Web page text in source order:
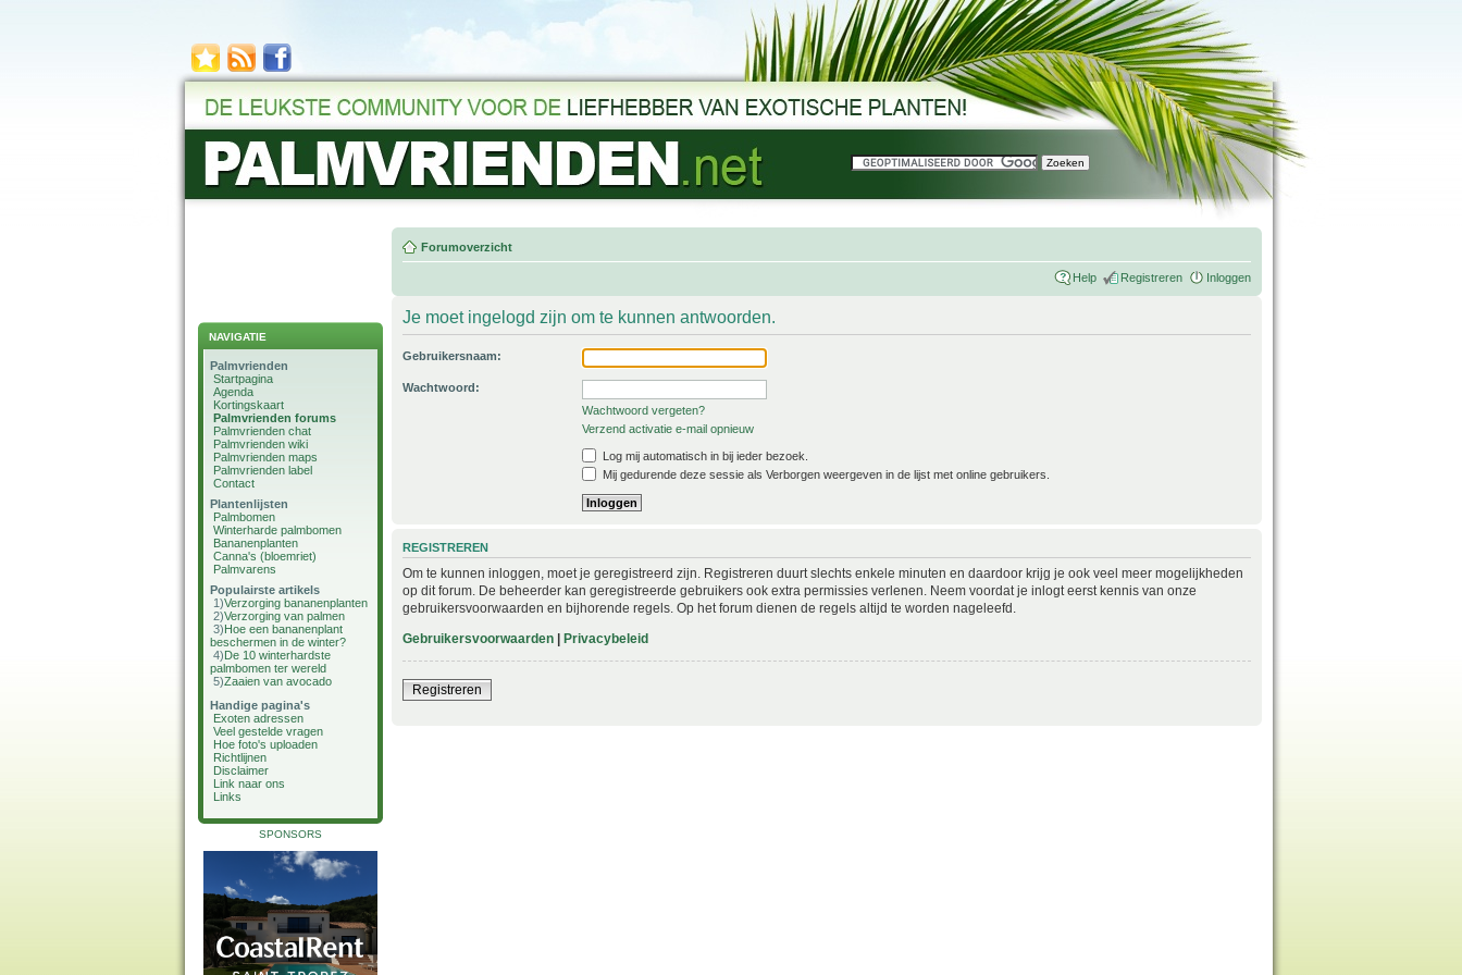
NAVIGATIE
Palmvrienden
Startpagina
Agenda
Kortingskaart
Palmvrienden forums
Palmvrienden chat
Palmvrienden wiki
Palmvrienden maps
Palmvrienden label
Contact
Plantenlijsten
Palmbomen
Winterharde palmbomen
Bananenplanten
Canna's (bloemriet)
Palmvarens
Populairste artikels
1)Verzorging bananenplanten
2)Verzorging van palmen
3)Hoe een bananenplant
beschermen in de winter?
4)De 10 winterhardste
palmbomen ter wereld
5)Zaaien van avocado
Handige pagina's
Exoten adressen
Veel gestelde vragen
Hoe foto's uploaden
Richtlijnen
Disclaimer
Link naar ons
Links
SPONSORS
Forumoverzicht
Help Registreren Inloggen
Je moet ingelogd zijn om te kunnen antwoorden.
Gebruikersnaam:
Wachtwoord:
Wachtwoord vergeten?
Verzend activatie e-mail opnieuw
Log mij automatisch in bij ieder bezoek.
Mij gedurende deze sessie als Verborgen weergeven in de lijst met online gebruikers.
REGISTREREN
Om te kunnen inloggen, moet je geregistreerd zijn. Registreren duurt slechts enkele minuten en daardoor krijg je ook veel meer mogelijkheden
op dit forum. De beheerder kan geregistreerde gebruikers ook extra permissies verlenen. Neem voordat je inlogt eerst kennis van onze
gebruikersvoorwaarden en bijhorende regels. Op het forum dienen de regels altijd te worden nageleefd.
Gebruikersvoorwaarden | Privacybeleid
Registreren